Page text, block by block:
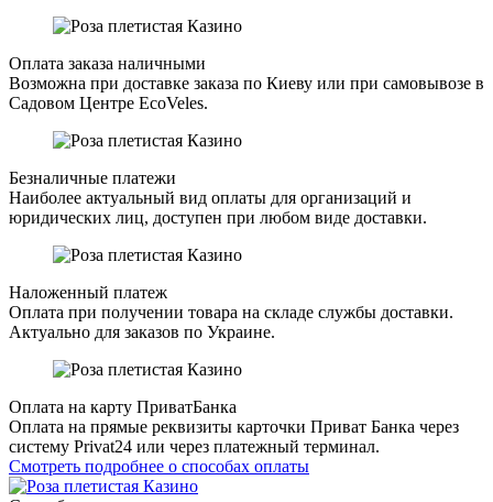
Оплата заказа наличными
Возможна при доставке заказа по Киеву или при самовывозе в
Садовом Центре EcoVeles.
Безналичные платежи
Наиболее актуальный вид оплаты для организаций и
юридических лиц, доступен при любом виде доставки.
Наложенный платеж
Оплата при получении товара на складе службы доставки.
Актуально для заказов по Украине.
Оплата на карту ПриватБанка
Оплата на прямые реквизиты карточки Приват Банка через
систему Privat24 или через платежный терминал.
Смотреть подробнее о способах оплаты